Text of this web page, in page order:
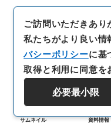
サムネイル 資料情報
ご訪問いただきあり
私たちがより良い情
バシーポリシーに基
取得と利用に同意を
必要最小限